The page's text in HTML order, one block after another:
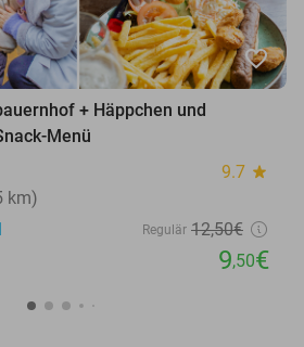
favorite_border
+ Häppchen und
Menü
9.7 star
km)
Regulär 12,50€
9,50€